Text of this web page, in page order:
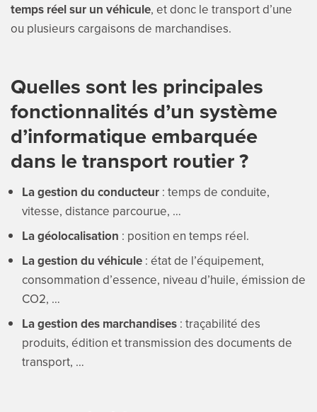
temps réel sur un véhicule, et donc le transport d’une
ou plusieurs cargaisons de marchandises.
Quelles sont les principales
fonctionnalités d’un système
d’informatique embarquée
dans le transport routier ?
La gestion du conducteur : temps de conduite,
vitesse, distance parcourue, …
La géolocalisation : position en temps réel.
La gestion du véhicule : état de l’équipement,
consommation d’essence, niveau d’huile, émission de
CO2, …
La gestion des marchandises : traçabilité des
produits, édition et transmission des documents de
transport, …